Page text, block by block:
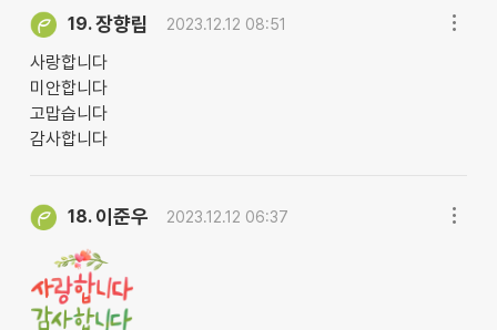
19.장향립 2023.12.12 08:51
사랑합니다
미안합니다
고맙습니다
감사합니다
18. 이준우 2023.12.12 06:37